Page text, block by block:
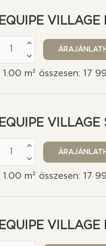
EQUIPE
1.00 m² összesen: 17
EQUIPE VILLAGE
1.00 m² összesen: 17
EQUIPE VILLAGE